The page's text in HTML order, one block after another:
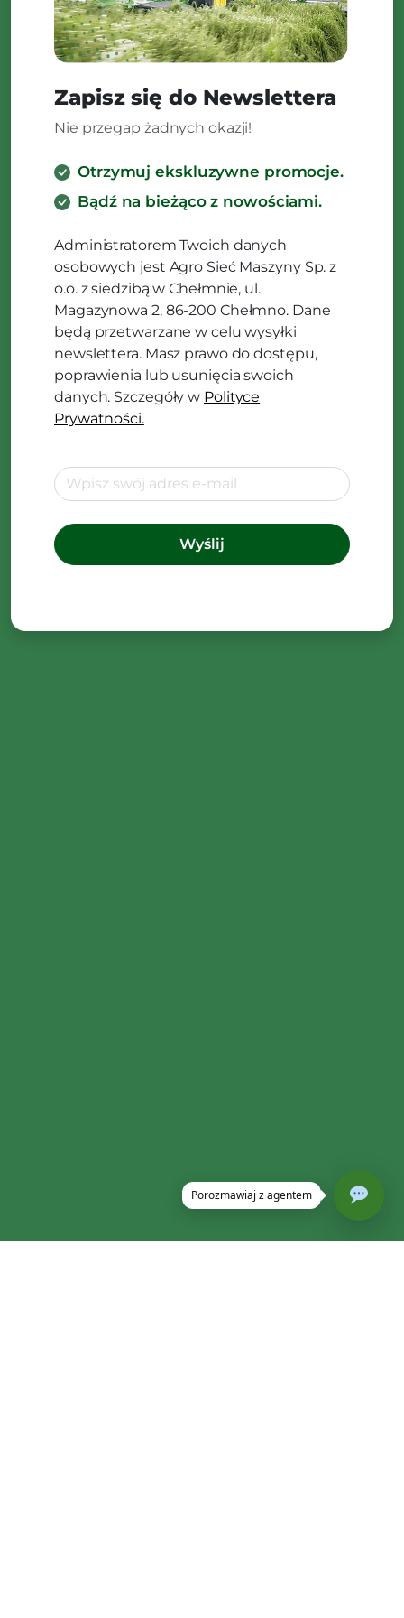
Zapisz się do Newslettera
Nie przegap żadnych okazji!
Otrzymuj ekskluzywne promocje.
Bądź na bieżąco z nowościami.
Administratorem Twoich danych
osobowych jest Agro Sieć Maszyny Sp. z
o.o. z siedzibą w Chełmnie, ul.
Magazynowa 2, 86-200 Chełmno. Dane
będą przetwarzane w celu wysyłki
newslettera. Masz prawo do dostępu,
poprawienia lub usunięcia swoich
danych. Szczegóły w Polityce
Prywatności.